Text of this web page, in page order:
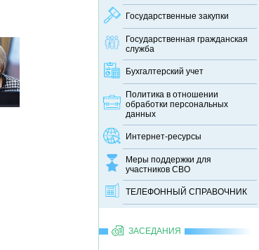
Государственные закупки
Государственная гражданская
служба
Бухгалтерский учет
Политика в отношении
обработки персональных
данных
Интернет-ресурсы
Меры поддержки для
участников СВО
ТЕЛЕФОННЫЙ CПРАВОЧНИК
ЗАСЕДАНИЯ